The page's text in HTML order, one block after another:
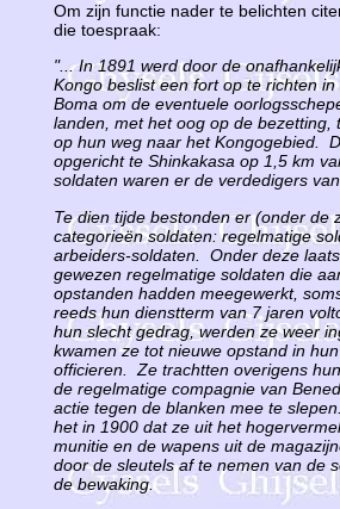
Om zijn functie nader te belichten
die toespraak:
"... In 1891 werd door de
Kongo beslist een fort op te richten
Boma om de eventuele
landen, met het oog op de bezetting,
op hun weg naar het Kongogebied.
opgericht te Shinkakasa op 1,5 km
soldaten waren er de verdedigers
Te dien tijde bestonden er (onder de
categorieën soldaten: regelmatige
arbeiders-soldaten. Onder deze
gewezen regelmatige soldaten die
opstanden hadden meegewerkt,
reeds hun dienstterm van 7 jaren
hun slecht gedrag, werden ze weer
kwamen ze tot nieuwe opstand in
officieren. Ze trachtten overigens
de regelmatige compagnie van
actie tegen de blanken mee te
het in 1900 dat ze uit het
munitie en de wapens uit de
door de sleutels af te nemen van de
de bewaking.